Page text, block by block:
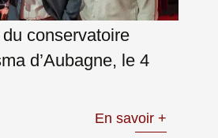
conservatoire
d’Aubagne, le 4
En savoir +